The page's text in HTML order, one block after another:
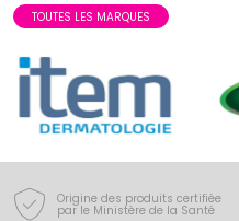
TOUTES LES MARQUES
Origine des produits certifiée
par le Ministère de la Santé